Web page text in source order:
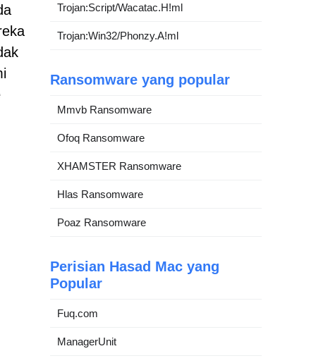
Trojan:Script/Wacatac.H!ml
Trojan:Win32/Phonzy.A!ml
Ransomware yang popular
Mmvb Ransomware
Ofoq Ransomware
XHAMSTER Ransomware
Hlas Ransomware
Poaz Ransomware
Perisian Hasad Mac yang
Popular
Fuq.com
ManagerUnit